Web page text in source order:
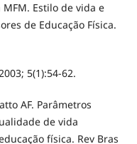
MFM. Estilo de vida e
de Educação Física.
5(1):54-62.
AF. Parâmetros
de vida
física. Rev Bras